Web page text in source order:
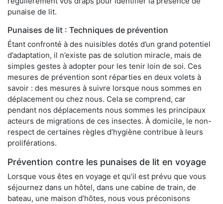
punaise de lit.
Punaises de lit : Techniques de prévention
Étant confronté à des nuisibles dotés d’un grand potentiel
d’adaptation, il n’existe pas de solution miracle, mais de
simples gestes à adopter pour les tenir loin de soi. Ces
mesures de prévention sont réparties en deux volets à
savoir : des mesures à suivre lorsque nous sommes en
déplacement ou chez nous. Cela se comprend, car
pendant nos déplacements nous sommes les principaux
acteurs de migrations de ces insectes. À domicile, le non-
respect de certaines règles d’hygiène contribue à leurs
proliférations.
Prévention contre les punaises de lit en voyage
Lorsque vous êtes en voyage et qu’il est prévu que vous
séjournez dans un hôtel, dans une cabine de train, de
bateau, une maison d’hôtes, nous vous préconisons